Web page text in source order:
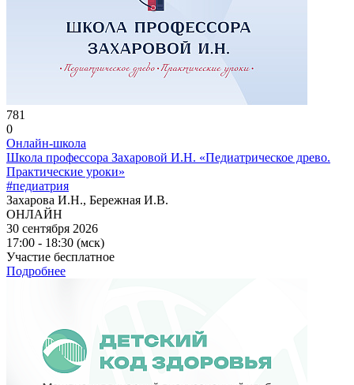
781
0
Онлайн-школа
Школа профессора Захаровой И.Н. «Педиатрическое древо.
Практические уроки»
#педиатрия
Захарова И.Н., Бережная И.В.
ОНЛАЙН
30 сентября 2026
17:00 - 18:30 (мск)
Участие бесплатное
Подробнее